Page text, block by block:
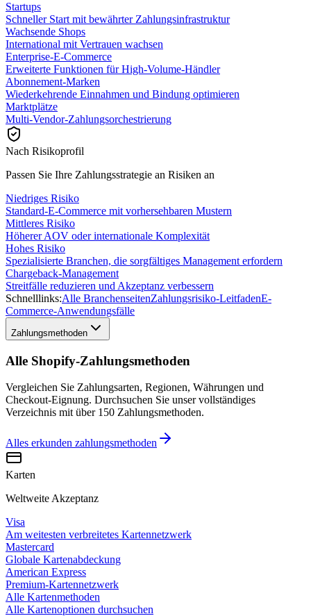
Startups
Schneller Start mit bewährter Zahlungsinfrastruktur
Wachsende Shops
International mit Vertrauen wachsen
Enterprise-E-Commerce
Erweiterte Funktionen für High-Volume-Händler
Abonnement-Marken
Wiederkehrende Einnahmen und Bindung optimieren
Marktplätze
Multi-Vendor-Zahlungsorchestrierung
Nach Risikoprofil
Passen Sie Ihre Zahlungsstrategie an Risiken an
Niedriges Risiko
Standard-E-Commerce mit vorhersehbaren Mustern
Mittleres Risiko
Höherer AOV oder internationale Komplexität
Hohes Risiko
Spezialisierte Branchen, die sorgfältiges Management erfordern
Chargeback-Management
Streitfälle reduzieren und Akzeptanz verbessern
Schnelllinks:Alle BranchenseitenZahlungsrisiko-LeitfadenE-
Commerce-Anwendungsfälle
Zahlungsmethoden
Alle Shopify-Zahlungsmethoden
Vergleichen Sie Zahlungsarten, Regionen, Währungen und
Checkout-Eignung. Durchsuchen Sie unser vollständiges
Verzeichnis mit über 150 Zahlungsmethoden.
Alles erkunden zahlungsmethoden
Karten
Weltweite Akzeptanz
Visa
Am weitesten verbreitetes Kartennetzwerk
Mastercard
Globale Kartenabdeckung
American Express
Premium-Kartennetzwerk
Alle Kartenmethoden
Alle Kartenoptionen durchsuchen